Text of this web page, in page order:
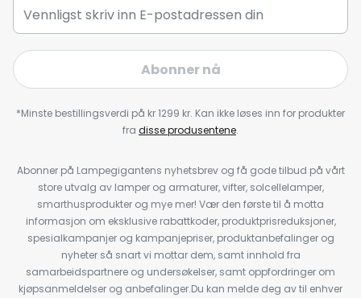
Abonner nå
*Minste bestillingsverdi på kr 1299 kr. Kan ikke løses inn for produkter
fra disse produsentene.
Abonner på Lampegigantens nyhetsbrev og få gode tilbud på vårt
store utvalg av lamper og armaturer, vifter, solcellelamper,
smarthusprodukter og mye mer! Vær den første til å motta
informasjon om eksklusive rabattkoder, produktprisreduksjoner,
spesialkampanjer og kampanjepriser, produktanbefalinger og
nyheter så snart vi mottar dem, samt innhold fra
samarbeidspartnere og undersøkelser, samt oppfordringer om
kjøpsanmeldelser og anbefalinger.Du kan melde deg av til enhver